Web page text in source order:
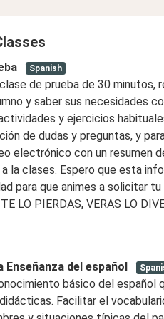
12:30 PM
1:00 PM
1:30 PM
2:00 PM
2:30 PM
3:00 PM
4:30 PM
5:00 PM
1:30
2:00 PM
2:30
3:00
4:30
5:00
Spanish
de prueba de 30 minutos,
y saber sus necesidades
y ejercicios
de dudas y preguntas, y
electrónico con un resumen
la clases. Espero que esta
para que animes a solicitar tu
LO PIERDAS, VERAS LO
Enseñanza del español
básico del español
Facilitar el